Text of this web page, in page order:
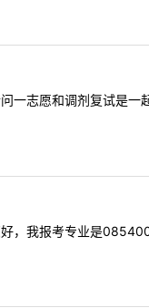
志愿和调剂复试是一
我报考专业是